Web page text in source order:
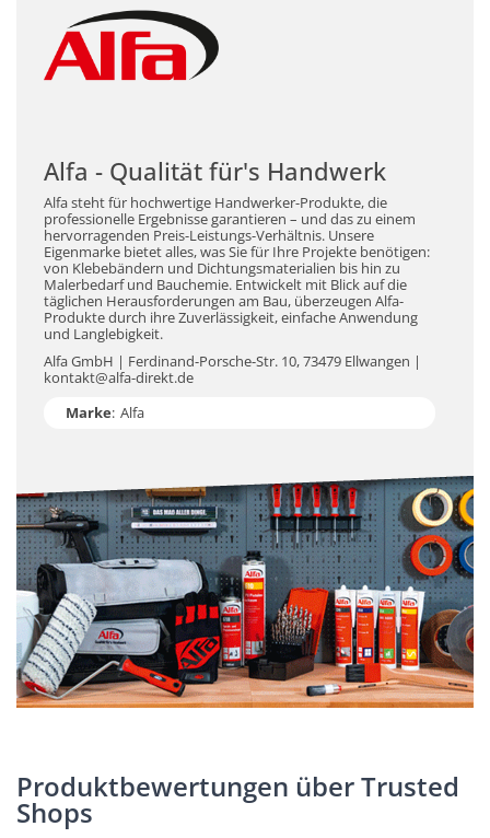
Alfa - Qualität für's Handwerk
Alfa steht für hochwertige Handwerker-Produkte, die
professionelle Ergebnisse garantieren – und das zu einem
hervorragenden Preis-Leistungs-Verhältnis. Unsere
Eigenmarke bietet alles, was Sie für Ihre Projekte benötigen:
von Klebebändern und Dichtungsmaterialien bis hin zu
Malerbedarf und Bauchemie. Entwickelt mit Blick auf die
täglichen Herausforderungen am Bau, überzeugen Alfa-
Produkte durch ihre Zuverlässigkeit, einfache Anwendung
und Langlebigkeit.
Alfa GmbH | Ferdinand-Porsche-Str. 10, 73479 Ellwangen |
kontakt@alfa-direkt.de
Marke: Alfa
Produktbewertungen über Trusted
Shops